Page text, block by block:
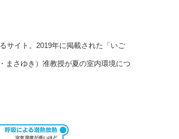
サイト。2019年に掲載された「いご
さゆき）准教授が夏の室内環境につ